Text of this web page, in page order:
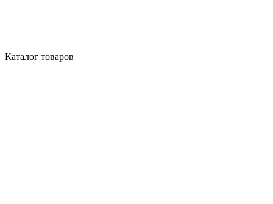
Каталог товаров